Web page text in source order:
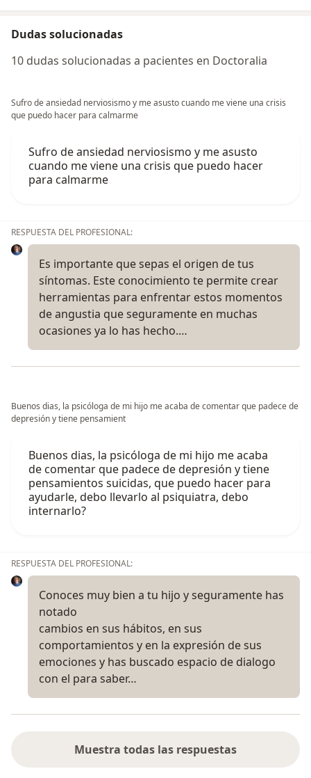
Dudas solucionadas
10 dudas solucionadas a pacientes en Doctoralia
Sufro de ansiedad nerviosismo y me asusto cuando me viene una crisis
que puedo hacer para calmarme
Sufro de ansiedad nerviosismo y me asusto
cuando me viene una crisis que puedo hacer
para calmarme
RESPUESTA DEL PROFESIONAL:
Es importante que sepas el origen de tus
síntomas. Este conocimiento te permite crear
herramientas para enfrentar estos momentos
de angustia que seguramente en muchas
ocasiones ya lo has hecho.…
Buenos dias, la psicóloga de mi hijo me acaba de comentar que padece de
depresión y tiene pensamient
Buenos dias, la psicóloga de mi hijo me acaba
de comentar que padece de depresión y tiene
pensamientos suicidas, que puedo hacer para
ayudarle, debo llevarlo al psiquiatra, debo
internarlo?
RESPUESTA DEL PROFESIONAL:
Conoces muy bien a tu hijo y seguramente has
notado
cambios en sus hábitos, en sus
comportamientos y en la expresión de sus
emociones y has buscado espacio de dialogo
con el para saber…
Muestra todas las respuestas